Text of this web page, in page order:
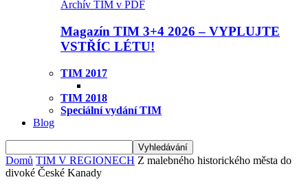
Archív TIM v PDF
Magazín TIM 3+4 2026 – VYPLUJTE
VSTŘÍC LÉTU!
TIM 2017
TIM 2018
Speciální vydání TIM
Blog
Domů TIM V REGIONECH Z malebného historického města do
divoké České Kanady